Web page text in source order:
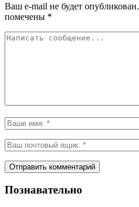
Ваш e-mail не будет опубликован.
помечены *
Познавательно